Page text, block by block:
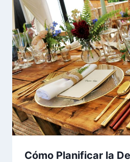
Cómo Planificar la